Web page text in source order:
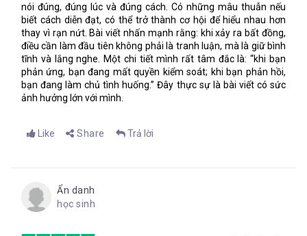
trong công việc và Chương 7 thì nói về những vấn đề liên quan
đến con người. Bạn cũng nên xem qua Chương 11 vì nội dung
chương này cũng rất hữu ích chứ không thừa.
Một trong những vấn đề nghiêm trọng thường xảy ra trong
các công ty là việc bất hòa giữa các nhân viên, hoặc giữa nhân
viên và quản lý. Bất hòa về nhiều mặt, về nhiều vấn đề. Nguyên
là Thói quan Phán đoán, hay nói nôm na là Gán Mác. Và với ý
“Cô ta làm việc không tận tâm”
“Anh đó thật là lười biếng”
nói đúng, đúng lúc và đúng cách. Có những mâu thuẫn nếu
biết cách diễn đạt, có thể trở thành cơ hội để hiểu nhau hơn
thay vì rạn nứt. Bài viết nhấn mạnh rằng: khi xảy ra bất đồng,
điều cần làm đầu tiên không phải là tranh luận, mà là giữ bình
tĩnh và lắng nghe. Một chi tiết mình rất tâm đắc là: “khi bạn
phản ứng, bạn đang mất quyền kiểm soát; khi bạn phản hồi,
bạn đang làm chủ tình huống.” Đây thực sự là bài viết có sức
ảnh hưởng lớn với mình.
Like Share Trả lời
Ẩn danh
học sinh